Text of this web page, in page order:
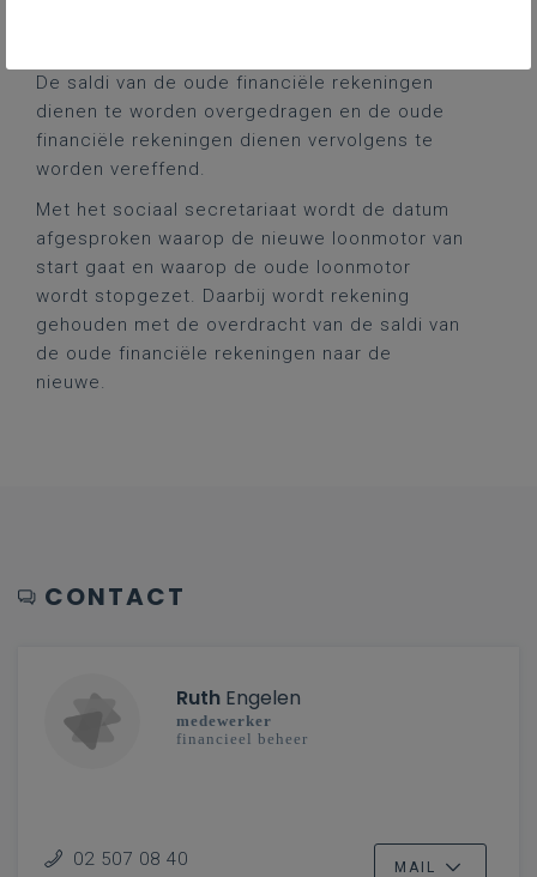
De saldi van de oude financiële rekeningen
dienen te worden overgedragen en de oude
financiële rekeningen dienen vervolgens te
worden vereffend.
Met het sociaal secretariaat wordt de datum
afgesproken waarop de nieuwe loonmotor van
start gaat en waarop de oude loonmotor
wordt stopgezet. Daarbij wordt rekening
gehouden met de overdracht van de saldi van
de oude financiële rekeningen naar de
nieuwe.
CONTACT
Ruth Engelen
medewerker
financieel beheer
02 507 08 40 MAIL